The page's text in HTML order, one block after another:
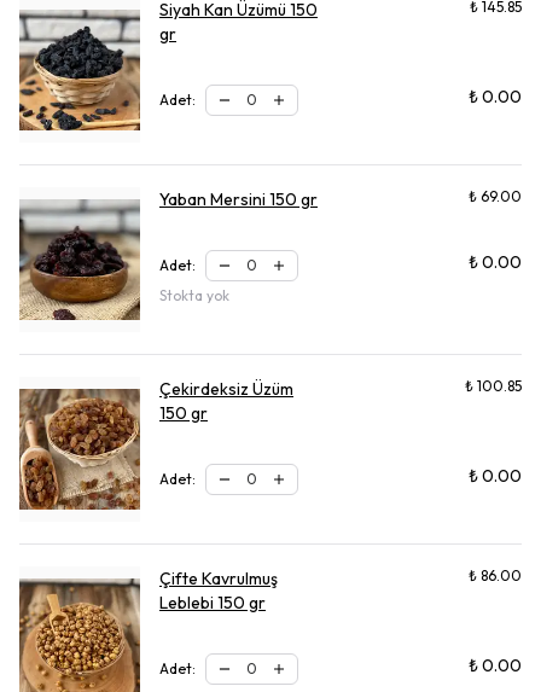
Siyah Kan Üzümü 150
gr
₺ 145.85
Adet: ₺ 0.00
Yaban Mersini 150 gr ₺ 69.00
Adet: ₺ 0.00
Stokta yok
Çekirdeksiz Üzüm
150 gr
₺ 100.85
Adet: ₺ 0.00
Çifte Kavrulmuş
Leblebi 150 gr
₺ 86.00
Adet: ₺ 0.00